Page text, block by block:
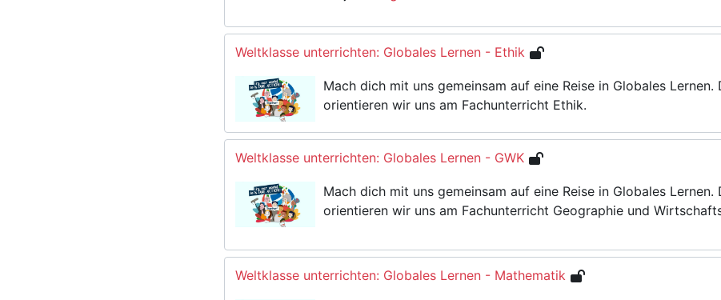
Weltklasse unterrichten: Globales Lernen - Ethik
Mach dich mit uns gemeinsam auf eine Reise in Globales Lernen.
orientieren wir uns am Fachunterricht Ethik.
Weltklasse unterrichten: Globales Lernen - GWK
Mach dich mit uns gemeinsam auf eine Reise in Globales Lernen.
orientieren wir uns am Fachunterricht Geographie und
Weltklasse unterrichten: Globales Lernen - Mathematik